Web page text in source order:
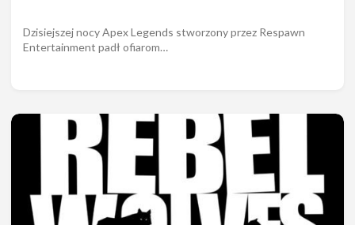
Dzisiejszej nocy Apex Legends stworzony przez Respawn
Entertainment padł ofiarom…